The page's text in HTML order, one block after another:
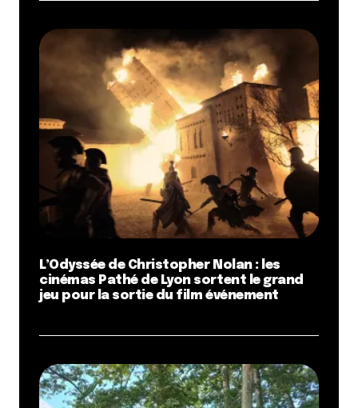
L’Odyssée de Christopher Nolan : les
cinémas Pathé de Lyon sortent le grand
jeu pour la sortie du film événement